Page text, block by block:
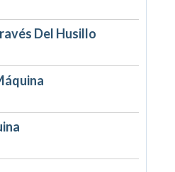
Del Husillo